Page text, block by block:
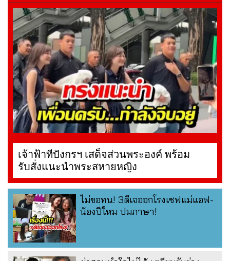
เจ้าฟ้าทีปังกรฯ เสด็จส่วนพระองค์ พร้อม
รับสั่งแนะนำพระสหายหญิง
ไม่ขอทน! 3ดีเจออกโรงเซฟแม่แอฟ-
น้องปีใหม ปมภาษา!